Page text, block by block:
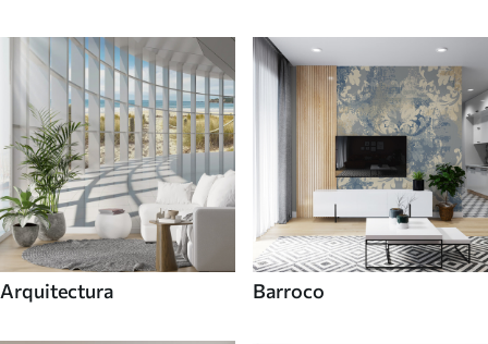
Arquitectura Barroco